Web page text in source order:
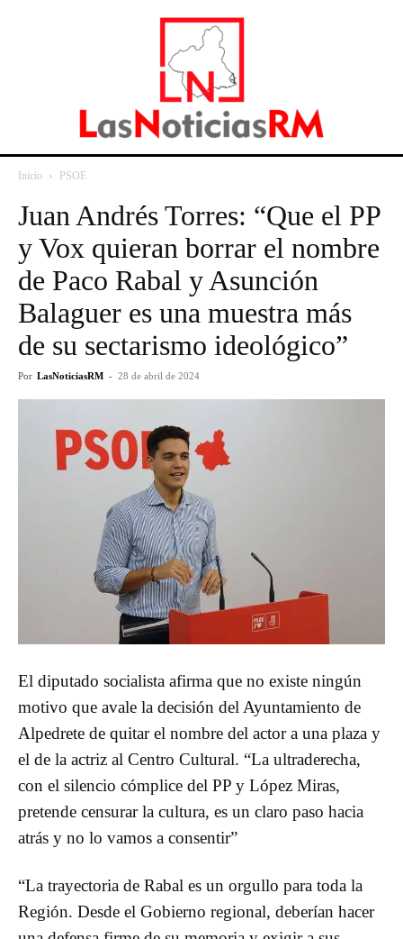
Inicio PSOE
Juan Andrés Torres: “Que el PP
y Vox quieran borrar el nombre
de Paco Rabal y Asunción
Balaguer es una muestra más
de su sectarismo ideológico”
Por LasNoticiasRM - 28 de abril de 2024
El diputado socialista afirma que no existe ningún
motivo que avale la decisión del Ayuntamiento de
Alpedrete de quitar el nombre del actor a una plaza y
el de la actriz al Centro Cultural. “La ultraderecha,
con el silencio cómplice del PP y López Miras,
pretende censurar la cultura, es un claro paso hacia
atrás y no lo vamos a consentir”
“La trayectoria de Rabal es un orgullo para toda la
Región. Desde el Gobierno regional, deberían hacer